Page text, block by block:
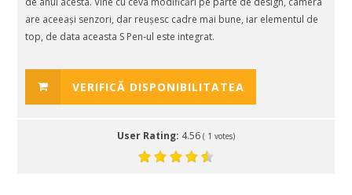
are aceeași senzori, dar reușesc cadre mai bune, iar elementul de
top, de data aceasta S Pen-ul este integrat.
VERIFICĂ DISPONIBILITATEA
User Rating: 4.56 ( 1 votes)